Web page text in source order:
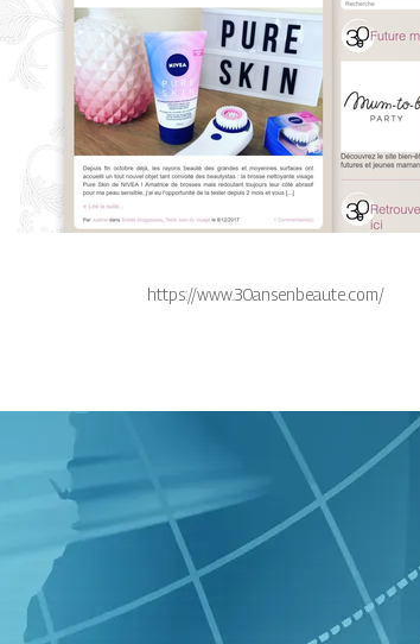
https://www.30ansenbeaute.com/